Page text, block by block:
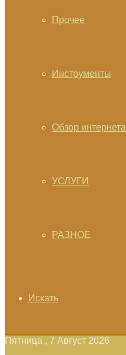
Прочее
Инструменты
Обзор интернета
УСЛУГИ
РАЗНОЕ
Искать
Пятница , 7 Август 2026